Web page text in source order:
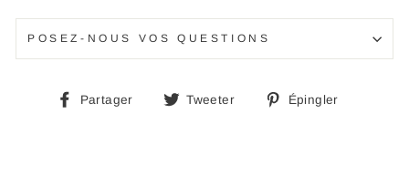
POSEZ-NOUS VOS QUESTIONS
Partager
PartagerTweeter
TweeterÉpingler